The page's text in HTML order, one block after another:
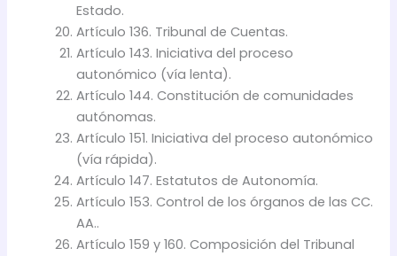
Estado.
Artículo 136. Tribunal de Cuentas.
Artículo 143. Iniciativa del proceso
autonómico (vía lenta).
Artículo 144. Constitución de comunidades
autónomas.
Artículo 151. Iniciativa del proceso autonómico
(vía rápida).
Artículo 147. Estatutos de Autonomía.
Artículo 153. Control de los órganos de las CC.
AA..
Artículo 159 y 160. Composición del Tribunal